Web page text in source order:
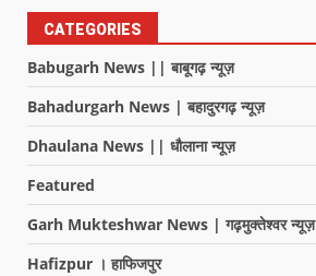
CATEGORIES
Babugarh News || बाबूगढ़ न्यूज़
Bahadurgarh News | बहादुरगढ़ न्यूज़
Dhaulana News || धौलाना न्यूज़
Featured
Garh Mukteshwar News | गढ़मुक्तेश्वर न्यूज़
Hafizpur । हाफिजपुर